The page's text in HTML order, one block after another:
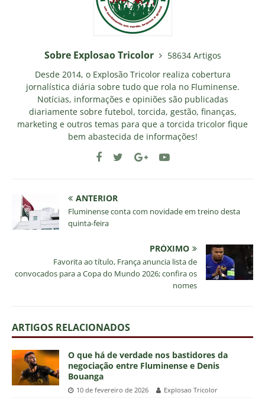
Sobre Explosao Tricolor
58634 Artigos
Desde 2014, o Explosão Tricolor realiza cobertura
jornalística diária sobre tudo que rola no Fluminense.
Notícias, informações e opiniões são publicadas
diariamente sobre futebol, torcida, gestão, finanças,
marketing e outros temas para que a torcida tricolor fique
bem abastecida de informações!
ANTERIOR
Fluminense conta com novidade em treino desta
quinta-feira
PRÓXIMO
Favorita ao título, França anuncia lista de
convocados para a Copa do Mundo 2026; confira os
nomes
ARTIGOS RELACIONADOS
O que há de verdade nos bastidores da
negociação entre Fluminense e Denis
Bouanga
10 de fevereiro de 2026 Explosao Tricolor